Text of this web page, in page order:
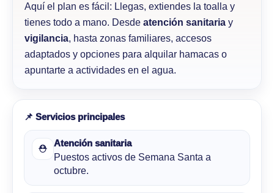
Aquí el plan es fácil: Llegas, extiendes la toalla y
tienes todo a mano. Desdeatención sanitaria y
vigilancia, hasta zonas familiares, accesos
adaptados y opciones para alquilar hamacas o
apuntarte a actividades en el agua.
📌 Servicios principales
⛑
Atención sanitaria
Puestos activos de Semana Santa a
octubre.